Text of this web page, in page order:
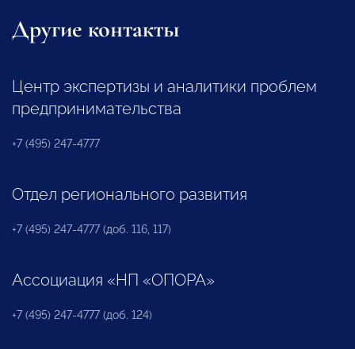
Другие контакты
Центр экспертизы и аналитики проблем
предпринимательства
+7 (495) 247-4777
Отдел регионального развития
+7 (495) 247-4777 (доб. 116, 117)
Ассоциация «НП «ОПОРА»
+7 (495) 247-4777 (доб. 124)